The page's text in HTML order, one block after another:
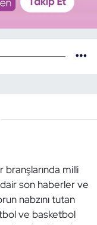
milli
son haberler ve
nabzını tutan
ve basketbol